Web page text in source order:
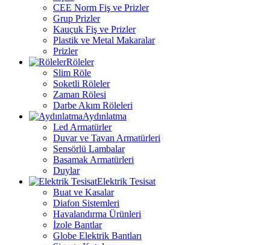
CEE Norm Fiş ve Prizler
Grup Prizler
Kauçuk Fiş ve Prizler
Plastik ve Metal Makaralar
Prizler
Röleler
Slim Röle
Soketli Röleler
Zaman Rölesi
Darbe Akım Röleleri
Aydınlatma
Led Armatürler
Duvar ve Tavan Armatürleri
Sensörlü Lambalar
Basamak Armatürleri
Duylar
Elektrik Tesisat
Buat ve Kasalar
Diafon Sistemleri
Havalandırma Ürünleri
İzole Bantlar
Globe Elektrik Bantları